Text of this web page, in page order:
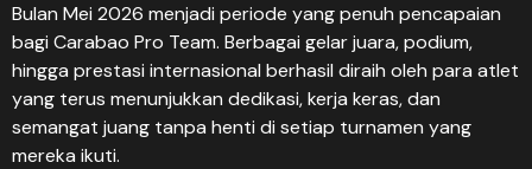
Bulan Mei 2026 menjadi periode yang penuh pencapaian
bagi Carabao Pro Team. Berbagai gelar juara, podium,
hingga prestasi internasional berhasil diraih oleh para atlet
yang terus menunjukkan dedikasi, kerja keras, dan
semangat juang tanpa henti di setiap turnamen yang
mereka ikuti.